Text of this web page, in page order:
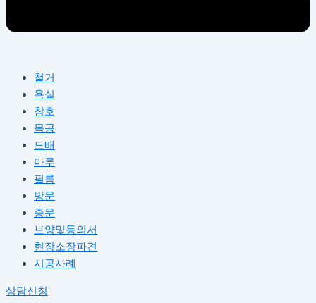
철거
욕실
창호
목공
도배
마루
필름
방문
중문
보양및동의서
현장소장파견
시공사례
상담신청